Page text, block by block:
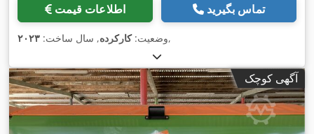
اطلاعات قیمت تماس بگیرید
وضعیت:کارکرده, سال ساخت: ۲۰۲۳ ,
آگهی کوچک